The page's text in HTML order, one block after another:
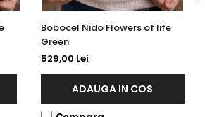
Bobocel Nido Flowers of life
Green
529,00 Lei
ADAUGA IN COS